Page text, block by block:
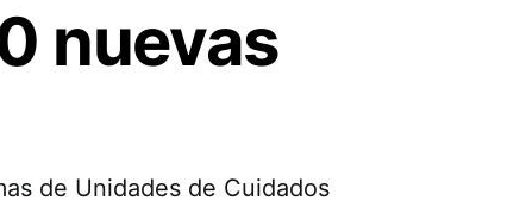
nuevas
de Unidades de Cuidados